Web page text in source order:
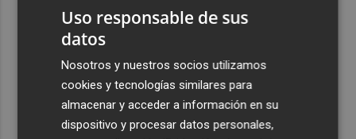
Foios se vuelca con Ferran Torres
La serie murciana protagonizada por un conejo de
peluche malhablado y gamberro que triunfa en las
redes: así es 'Yván y Lolo'
Uso responsable de sus
datos
Nosotros y nuestros socios utilizamos
cookies y tecnologías similares para
almacenar y acceder a información en su
dispositivo y procesar datos personales,